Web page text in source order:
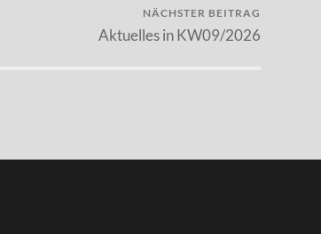
NÄCHSTER BEITRAG
Aktuelles in KW09/2026